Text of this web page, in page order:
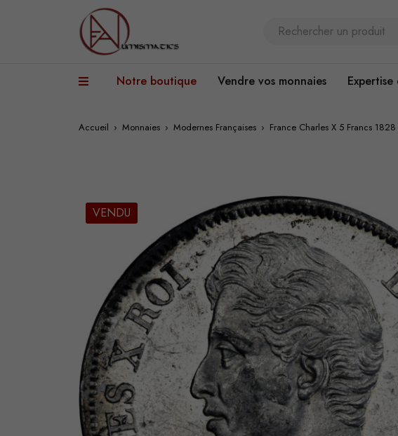
Notre boutique Vendre vos monnaies Expertise
Accueil › Monnaies › Modernes Françaises › France Charles X 5 Francs 1828
VENDU